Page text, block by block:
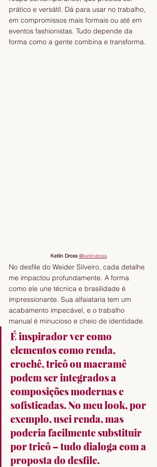
prático e versátil. Dá para usar no trabalho,
em compromissos mais formais ou até em
eventos fashionistas. Tudo depende da
forma como a gente combina e transforma.
Ketlin Dross @ketlindross
No desfile do Weider Silveiro, cada detalhe
me impactou profundamente. A forma
como ele une técnica e brasilidade é
impressionante. Sua alfaiataria tem um
acabamento impecável, e o trabalho
manual é minucioso e cheio de identidade.
É inspirador ver como
elementos como renda,
crochê, tricô ou macramê
podem ser integrados a
composições modernas e
sofisticadas. No meu look, por
exemplo, usei renda, mas
poderia facilmente substituir
por tricô – tudo dialoga com a
proposta do desfile.